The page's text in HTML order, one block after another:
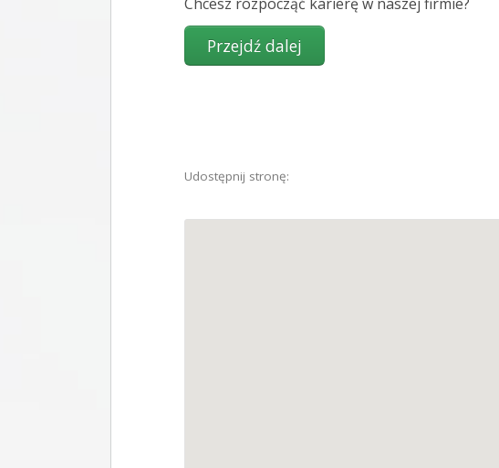
Chcesz rozpocząć karierę w naszej firmie?
Udostępnij stronę: